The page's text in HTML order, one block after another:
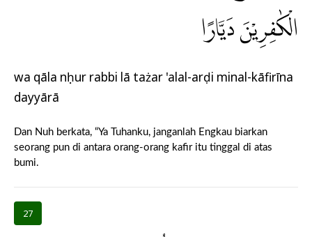
الْكٰفِرِيْنَ دَيَّارًا
wa qāla nụḥur rabbi lā tażar 'alal-arḍi minal-kāfirīna
dayyārā
Dan Nuh berkata, “Ya Tuhanku, janganlah Engkau biarkan
seorang pun di antara orang-orang kafir itu tinggal di atas
bumi.
27